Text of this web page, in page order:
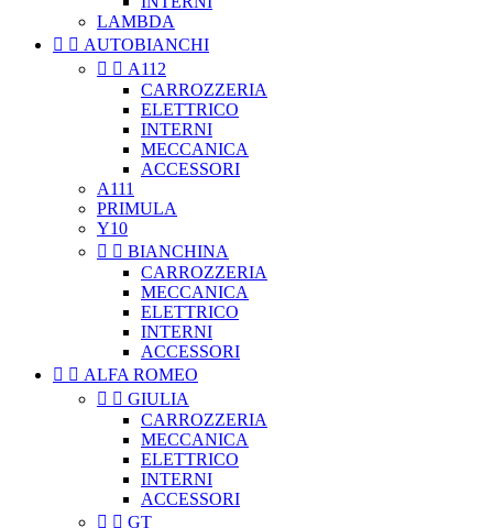
LAMBDA
  AUTOBIANCHI
  A112
CARROZZERIA
ELETTRICO
INTERNI
MECCANICA
ACCESSORI
A111
PRIMULA
Y10
  BIANCHINA
CARROZZERIA
MECCANICA
ELETTRICO
INTERNI
ACCESSORI
  ALFA ROMEO
  GIULIA
CARROZZERIA
MECCANICA
ELETTRICO
INTERNI
ACCESSORI
  GT